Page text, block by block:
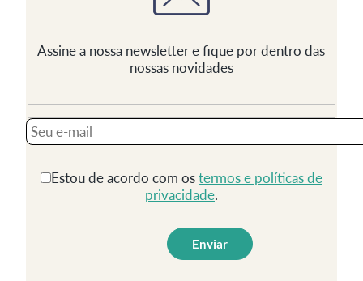
Assine a nossa newsletter e fique por dentro das
nossas novidades
Estou de acordo com ostermos e políticas de
privacidade.